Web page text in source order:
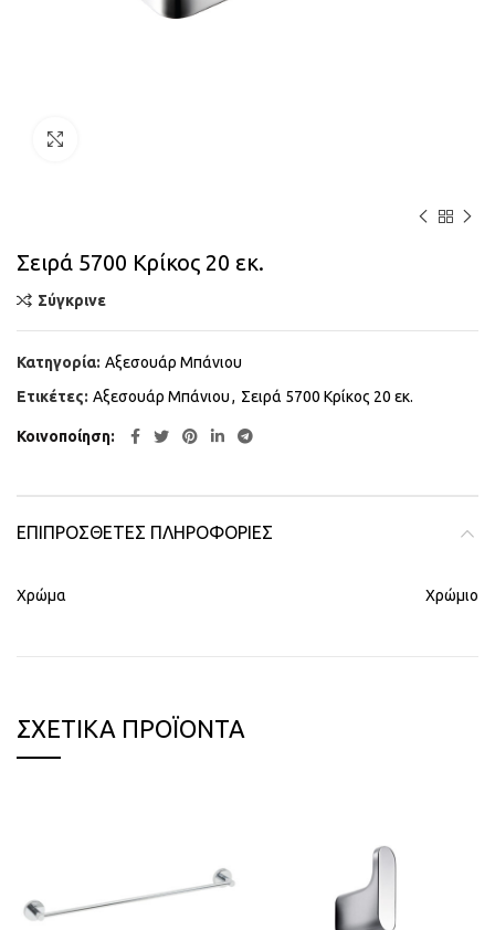
Σειρά 5700 Κρίκος 20 εκ.
Σύγκρινε
Κατηγορία: Αξεσουάρ Μπάνιου
Ετικέτες: Αξεσουάρ Μπάνιου, Σειρά 5700 Κρίκος 20 εκ.
Κοινοποίηση
ΕΠΙΠΡΌΣΘΕΤΕΣ ΠΛΗΡΟΦΟΡΊΕΣ
Χρώμα Χρώμιο
ΣΧΕΤΙΚΆ ΠΡΟΪΌΝΤΑ